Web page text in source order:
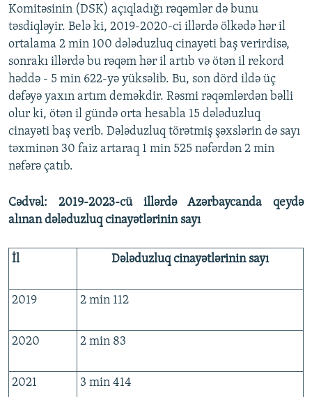
Komitəsinin (DSK) açıqladığı rəqəmlər də bunu
təsdiqləyir. Belə ki, 2019-2020-ci illərdə ölkədə hər il
ortalama 2 min 100 dələduzluq cinayəti baş verirdisə,
sonrakı illərdə bu rəqəm hər il artıb və ötən il rekord
həddə - 5 min 622-yə yüksəlib. Bu, son dörd ildə üç
dəfəyə yaxın artım deməkdir. Rəsmi rəqəmlərdən bəlli
olur ki, ötən il gündə orta hesabla 15 dələduzluq
cinayəti baş verib. Dələduzluq törətmiş şəxslərin də sayı
təxminən 30 faiz artaraq 1 min 525 nəfərdən 2 min
nəfərə çatıb.
Cədvəl: 2019-2023-cü illərdə Azərbaycanda qeydə
alınan dələduzluq cinayətlərinin sayı
İl Dələduzluq cinayətlərinin sayı
2019 2 min 112
2020 2 min 83
2021 3 min 414